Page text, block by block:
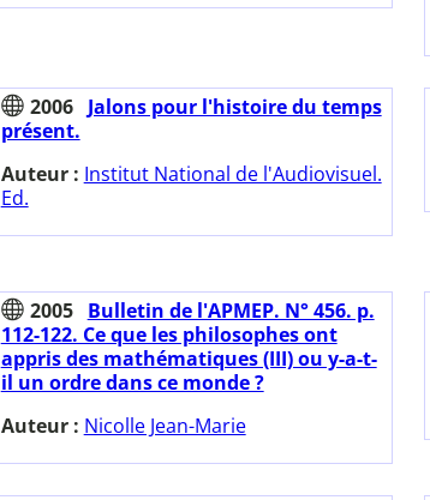
2006
Jalons pour l'histoire du temps
présent.
Auteur : Institut National de l'Audiovisuel.
Ed.
2005
Bulletin de l'APMEP. N° 456. p.
112-122. Ce que les philosophes ont
appris des mathématiques (III) ou y-a-t-
il un ordre dans ce monde ?
Auteur : Nicolle Jean-Marie